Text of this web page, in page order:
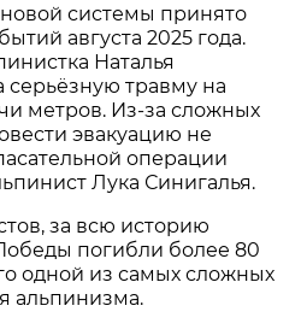
системы принято
августа 2025 года.
Наталья
серьёзную травму на
метров. Из-за сложных
эвакуацию не
операции
Лука Синигалья.
за всю историю
погибли более 80
одной из самых сложных
альпинизма.